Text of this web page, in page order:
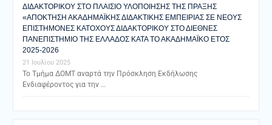
ΔΙΔΑΚΤΟΡΙΚΟΥ ΣΤΟ ΠΛΑΙΣΙΟ ΥΛΟΠΟΙΗΣΗΣ ΤΗΣ ΠΡΑΞΗΣ
«ΑΠΟΚΤΗΣΗ ΑΚΑΔΗΜΑΪΚΗΣ ΔΙΔΑΚΤΙΚΗΣ ΕΜΠΕΙΡΙΑΣ ΣΕ ΝΕΟΥΣ
ΕΠΙΣΤΗΜΟΝΕΣ ΚΑΤΟΧΟΥΣ ΔΙΔΑΚΤΟΡΙΚΟΥ ΣΤΟ ΔΙΕΘΝΕΣ
ΠΑΝΕΠΙΣΤΗΜΙΟ ΤΗΣ ΕΛΛΑΔΟΣ ΚΑΤΑ ΤΟ ΑΚΑΔΗΜΑΪΚΟ ΕΤΟΣ
2025-2026
21 Ιουλίου 2025
Το Τμήμα ΔΟΜΤ αναρτά την Πρόσκληση Εκδήλωσης
Ενδιαφέροντος για την …